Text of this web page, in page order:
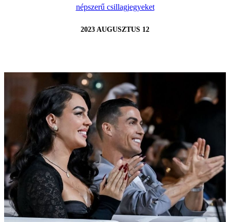
népszerű csillagjegyeket
2023 AUGUSZTUS 12